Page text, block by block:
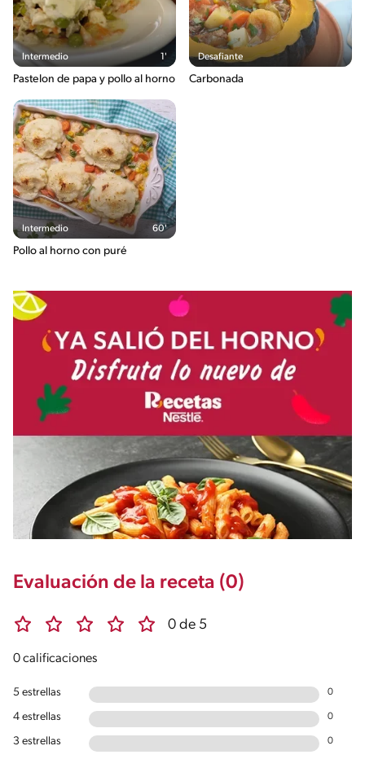
Intermedio 1'
Pastelon de papa y pollo al horno
Desafiante
Carbonada
Intermedio 60'
Pollo al horno con puré
Evaluación de la receta (0)
0 de 5
0 calificaciones
5 estrellas 0
4 estrellas 0
3 estrellas 0